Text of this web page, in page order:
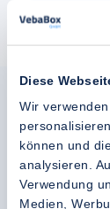
Diese
Wir
können und
analysieren.
Verwendung
Medien,
Leasing
1 Ihre
4
5 Leasing an
6 VebaBox